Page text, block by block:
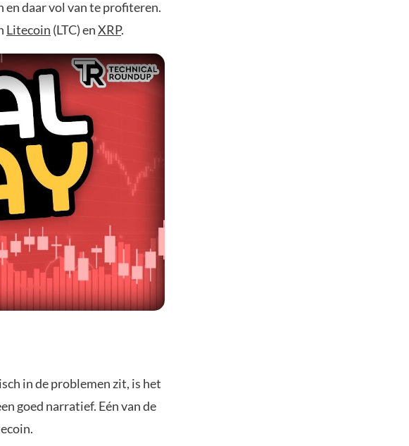
daar vol van te profiteren.
Litecoin (LTC) enXRP.
in de problemen zit, is het
goed narratief. Eén van de